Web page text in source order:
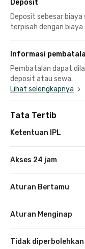
Deposit
Deposit sebesar
terpisah dengan
Informasi
Pembatalan dapat
deposit atau sewa.
Lihat selengkapnya
Tata Tertib
Ketentuan IPL
Akses 24 jam
Aturan Bertamu
Aturan Menginap
Tidak